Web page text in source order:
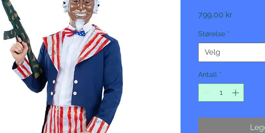
799,00 krPris
Størelse *
Velg
Antall *